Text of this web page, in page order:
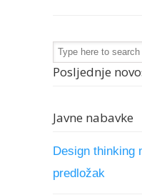
Posljednje
Javne nabavke
Design thinking
predložak